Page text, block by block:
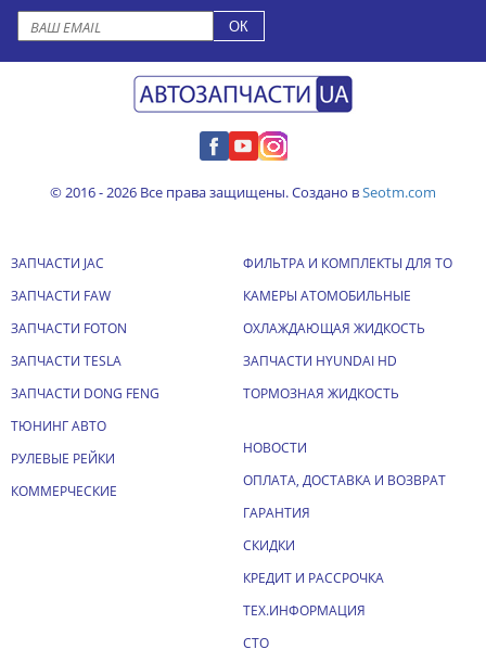
© 2016 - 2026 Все права защищены. Создано вSeotm.com
ЗАПЧАСТИ JAC
ЗАПЧАСТИ FAW
ЗАПЧАСТИ FOTON
ЗАПЧАСТИ TESLA
ЗАПЧАСТИ DONG FENG
ТЮНИНГ АВТО
РУЛЕВЫЕ РЕЙКИ
КОММЕРЧЕСКИЕ
ФИЛЬТРА И КОМПЛЕКТЫ ДЛЯ ТО
КАМЕРЫ АТОМОБИЛЬНЫЕ
ОХЛАЖДАЮЩАЯ ЖИДКОСТЬ
ЗАПЧАСТИ HYUNDAI HD
ТОРМОЗНАЯ ЖИДКОСТЬ
НОВОСТИ
ОПЛАТА, ДОСТАВКА И ВОЗВРАТ
ГАРАНТИЯ
СКИДКИ
КРЕДИТ И РАССРОЧКА
ТЕХ.ИНФОРМАЦИЯ
СТО